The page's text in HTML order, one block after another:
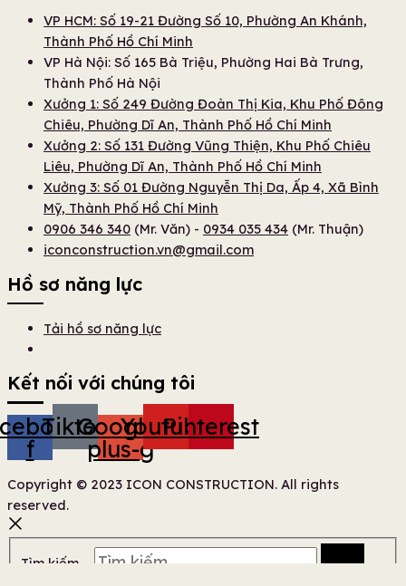
VP HCM: Số 19-21 Đường Số 10, Phường An Khánh,
Thành Phố Hồ Chí Minh
VP Hà Nội: Số 165 Bà Triệu, Phường Hai Bà Trưng,
Thành Phố Hà Nội
Xưởng 1: Số 249 Đường Đoàn Thị Kia, Khu Phố Đông
Chiêu, Phường Dĩ An, Thành Phố Hồ Chí Minh
Xưởng 2: Số 131 Đường Vũng Thiện, Khu Phố Chiêu
Liêu, Phường Dĩ An, Thành Phố Hồ Chí Minh
Xưởng 3: Số 01 Đường Nguyễn Thị Da, Ấp 4, Xã Bình
Mỹ, Thành Phố Hồ Chí Minh
0906 346 340 (Mr. Văn) - 0934 035 434 (Mr. Thuận)
iconconstruction.vn@gmail.com
Hồ sơ năng lực
Tải hồ sơ năng lực
Kết nối với chúng tôi
f
TiktokGoogle-
plus-g
Youtube
Pinterest
Copyright © 2023 ICON CONSTRUCTION. All rights
reserved.
Tìm kiếm …